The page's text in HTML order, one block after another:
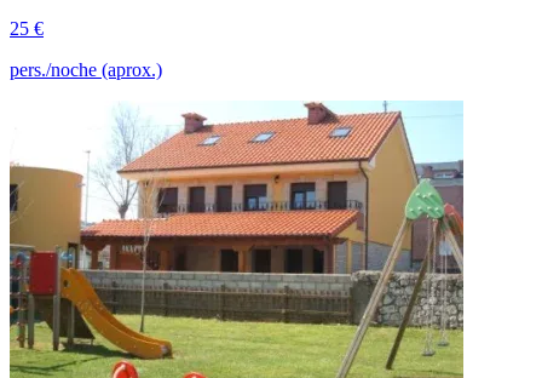
25 €
pers./noche (aprox.)